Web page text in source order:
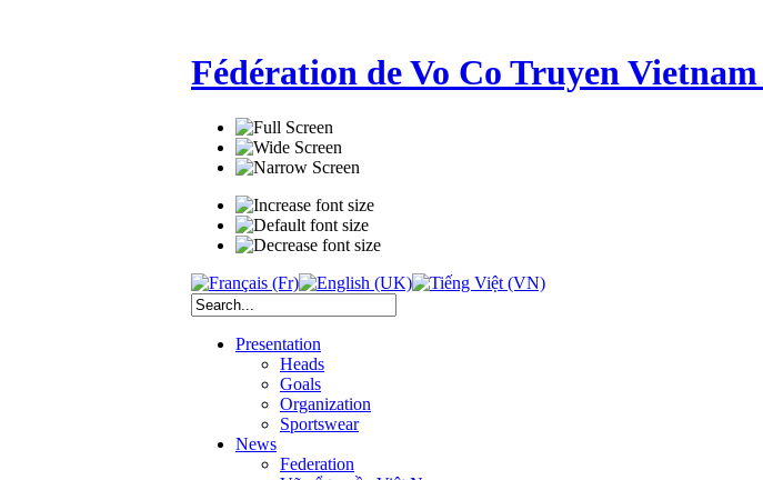
Fédération de Vo Co Truyen
Presentation
Heads
Goals
Organization
Sportswear
News
Federation